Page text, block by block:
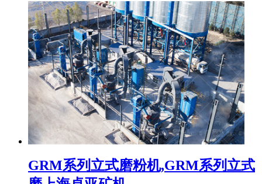
GRM系列立式磨粉机,GRM系列立式